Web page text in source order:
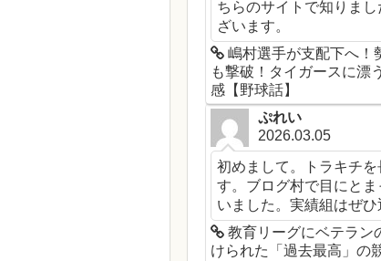
ちらのサイトで知りま
ざいます。
嶋村選手が支配下へ！
も撃破！タイガースに漂
感【野球話】
ぷれい
2026.03.05
初めまして。トラキチを
す。ブログ村で目にと
いました。実績組はぜひ
教育リーグにベテラン
けられた「過去最高」の